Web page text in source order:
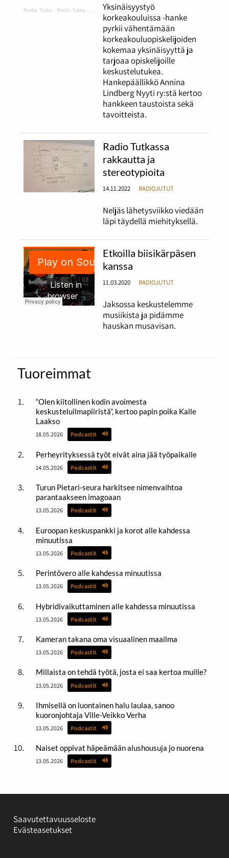
Radio Tutka · Radio Tutka: Yksinäisyystyö korkeakouluissa
Yksinäisyystyö
korkeakouluissa -hanke
pyrkii vähentämään
korkeakouluopiskelijoiden
kokemaa yksinäisyyttä ja
tarjoaa opiskelijoille
keskustelutukea.
Hankepäällikkö Annina
Lindberg Nyyti ry:stä kertoo
hankkeen taustoista sekä
tavoitteista.
Radio Tutkassa
rakkautta ja
stereotypioita
14.11.2022 RADIOJUTUT
Neljäs lähetysviikko viedään
läpi täydellä miehityksellä.
Etkoilla biisikärpäsen
kanssa
11.03.2020 RADIOJUTUT
Jaksossa keskustelemme
musiikista ja pidämme
hauskan musavisan.
Tuoreimmat
“Olen kiitollinen kodin avoimesta
keskusteluilmapiiristä”, kertoo papin poika Kalle
Laakso
18.05.2026 Podcastit
Perheyrityksessä työt eivät aina jää työpaikalle
14.05.2026 Podcastit
Turun Pietari-seura harkitsee nimenvaihtoa
parantaakseen imagoaan
13.05.2026 Podcastit
Euroopan keskuspankki ja korot alle kahdessa
minuutissa
13.05.2026 Podcastit
Perintövero alle kahdessa minuutissa
13.05.2026 Podcastit
Hybridivaikuttaminen alle kahdessa minuutissa
13.05.2026 Podcastit
Kameran takana oma visuaalinen maailma
13.05.2026 Podcastit
Millaista on tehdä työtä, josta ei saa kertoa muille?
13.05.2026 Podcastit
Ihmisellä on luontainen halu laulaa, sanoo
kuoronjohtaja Ville-Veikko Verha
13.05.2026 Podcastit
Naiset oppivat häpeämään alushousuja jo nuorena
13.05.2026 Podcastit
Saavutettavuusseloste
Evästeasetukset